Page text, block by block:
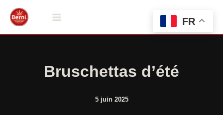
Bruschettas d’été
5 juin 2025
FR